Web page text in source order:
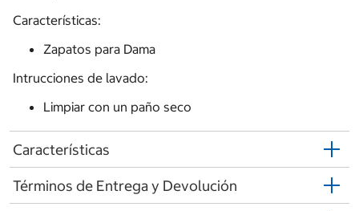
Características:
Zapatos para Dama
Intrucciones de lavado:
Limpiar con un paño seco
Características
Términos de Entrega y Devolución